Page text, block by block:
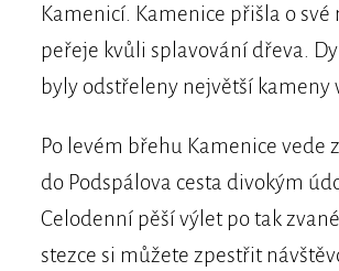
Kamenicí. Kamenice přišla o své
peřeje kvůli splavování dřeva.
byly odstřeleny největší kameny
Po levém břehu Kamenice vede
do Podspálova cesta divokým
Celodenní pěší výlet po tak
stezce si můžete zpestřit